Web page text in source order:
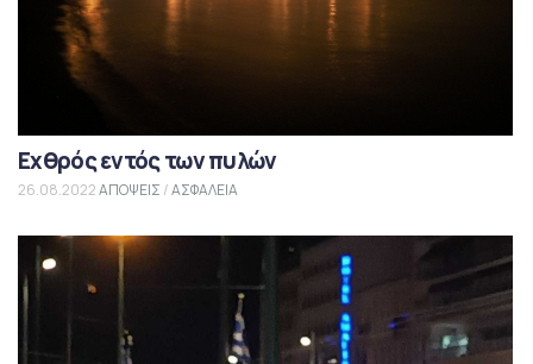
Εχθρός εντός των πυλών
26.08.2022ΑΠΟΨΕΙΣ /ΑΣΦΑΛΕΙΑ